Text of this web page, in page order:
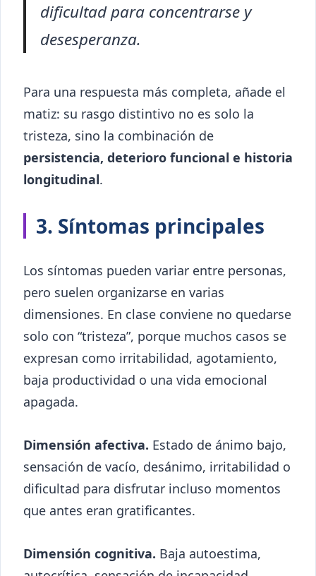
dificultad para concentrarse y
desesperanza.
Para una respuesta más completa, añade el
matiz: su rasgo distintivo no es solo la
tristeza, sino la combinación de
persistencia, deterioro funcional e historia
longitudinal.
3. Síntomas principales
Los síntomas pueden variar entre personas,
pero suelen organizarse en varias
dimensiones. En clase conviene no quedarse
solo con “tristeza”, porque muchos casos se
expresan como irritabilidad, agotamiento,
baja productividad o una vida emocional
apagada.
Dimensión afectiva. Estado de ánimo bajo,
sensación de vacío, desánimo, irritabilidad o
dificultad para disfrutar incluso momentos
que antes eran gratificantes.
Dimensión cognitiva. Baja autoestima,